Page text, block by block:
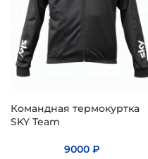
Командная термокуртка
SKY Team
9000₽